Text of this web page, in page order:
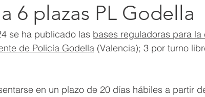
6 plazas PL Godella
se ha publicado las bases reguladoras para
de Policía Godella (Valencia); 3 por turno
en un plazo de 20 días hábiles a partir